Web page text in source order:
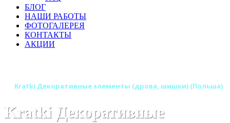
БЛОГ
НАШИ РАБОТЫ
ФОТОГАЛЕРЕЯ
КОНТАКТЫ
АКЦИИ
Kratki Декоративные элементы (дрова, шишки) (Польша)
Kratki Декоративные